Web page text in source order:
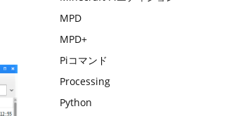
MPD
MPD+
Piコマンド
Processing
Python